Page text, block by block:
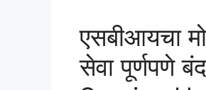
एसबीआयचा
सेवा पूर्णपणे